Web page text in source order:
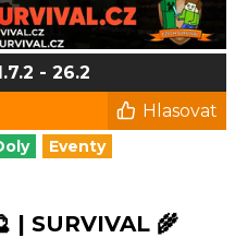
- 26.2
Hlasovat
Eventy
| SURVIVAL 🌾